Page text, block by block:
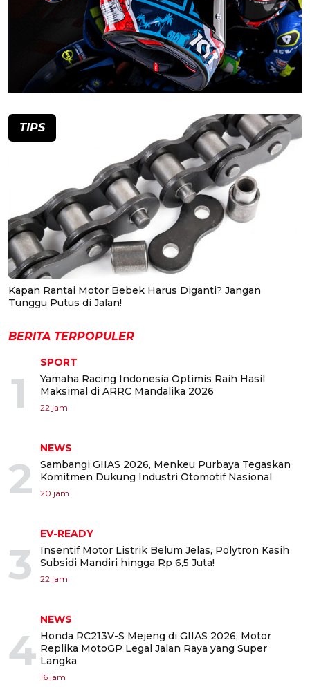
TIPS
Kapan Rantai Motor Bebek Harus Diganti? Jangan
Tunggu Putus di Jalan!
BERITA TERPOPULER
1
SPORT
Yamaha Racing Indonesia Optimis Raih Hasil
Maksimal di ARRC Mandalika 2026
22 jam
2
NEWS
Sambangi GIIAS 2026, Menkeu Purbaya Tegaskan
Komitmen Dukung Industri Otomotif Nasional
20 jam
3
EV-READY
Insentif Motor Listrik Belum Jelas, Polytron Kasih
Subsidi Mandiri hingga Rp 6,5 Juta!
22 jam
4
NEWS
Honda RC213V-S Mejeng di GIIAS 2026, Motor
Replika MotoGP Legal Jalan Raya yang Super
Langka
16 jam